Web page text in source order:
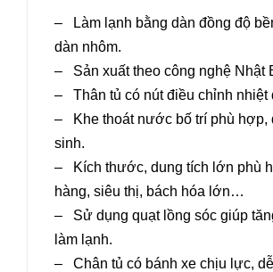
– Làm lạnh bằng dàn đồng độ
dàn nhôm.
– Sản xuất theo công nghệ Nhật
– Thân tủ có nút điều chỉnh nhiệt
– Khe thoát nước bố trí phù hợp,
sinh.
– Kích thước, dung tích lớn phù
hàng, siêu thị, bách hóa lớn…
– Sử dụng quạt lồng sóc giúp
làm lạnh.
– Chân tủ có bánh xe chịu lực,